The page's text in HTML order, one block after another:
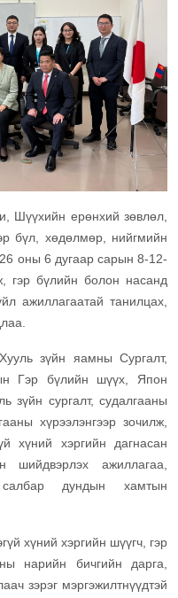
Шүүхийн ерөнхий зөвлөл,
бүл, хөдөлмөр, нийгмийн
оны 6 дугаар сарын 8-12-
гэр бүлийн болон насанд
ажиллагаатай танилцах,
зүйн яамны Сургалт,
Гэр бүлийн шүүх, Япон
зүйн сургалт, судалгааны
хүрээлэнгээр зочилж,
хүний хэргийн дагнасан
шийдвэрлэх ажиллагаа,
дундын хамтын
хүний хэргийн шүүгч, гэр
нарийн бичгийн дарга,
зэрэг мэргэжилтнүүдтэй